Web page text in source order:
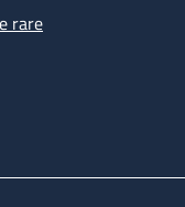
rare